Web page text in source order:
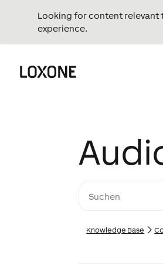
Looking for content relevant
experience.
Knowledge Base